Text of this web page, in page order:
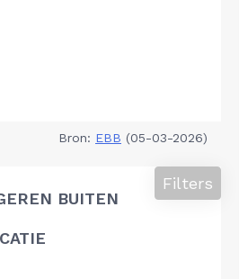
Bron: EBB (05-03-2026)
BUITEN
Filters